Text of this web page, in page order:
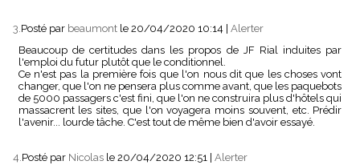
3.Posté par beaumont le 20/04/2020 10:14
Alerter
Beaucoup de certitudes dans les propos de JF Rial induites par
l'emploi du futur plutôt que le conditionnel.
Ce n'est pas la première fois que l'on nous dit que les choses vont
changer, que l'on ne pensera plus comme avant, que les paquebots
de 5000 passagers c'est fini, que l'on ne construira plus d'hôtels qui
massacrent les sites, que l'on voyagera moins souvent, etc. Prédir
l'avenir... lourde tâche. C'est tout de même bien d'avoir essayé.
4. Posté par Nicolas le 20/04/2020 12:51 | Alerter